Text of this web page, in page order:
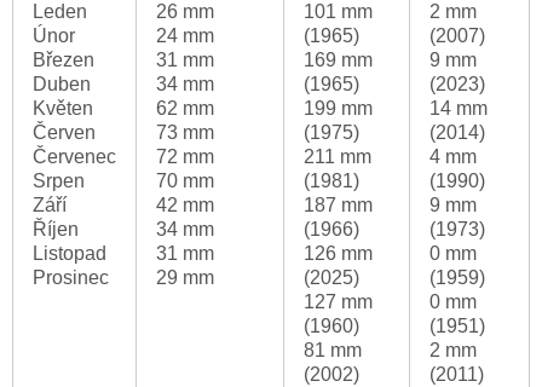
Leden
Únor
Březen
Duben
Květen
Červen
Červenec
Srpen
Září
Říjen
Listopad
Prosinec
26 mm
24 mm
31 mm
34 mm
62 mm
73 mm
72 mm
70 mm
42 mm
34 mm
31 mm
29 mm
101 mm
(1965)
169 mm
(1965)
199 mm
(1975)
211 mm
(1981)
187 mm
(1966)
126 mm
(2025)
127 mm
(1960)
81 mm
(2002)
2 mm
(2007)
9 mm
(2023)
14 mm
(2014)
4 mm
(1990)
9 mm
(1973)
0 mm
(1959)
0 mm
(1951)
2 mm
(2011)